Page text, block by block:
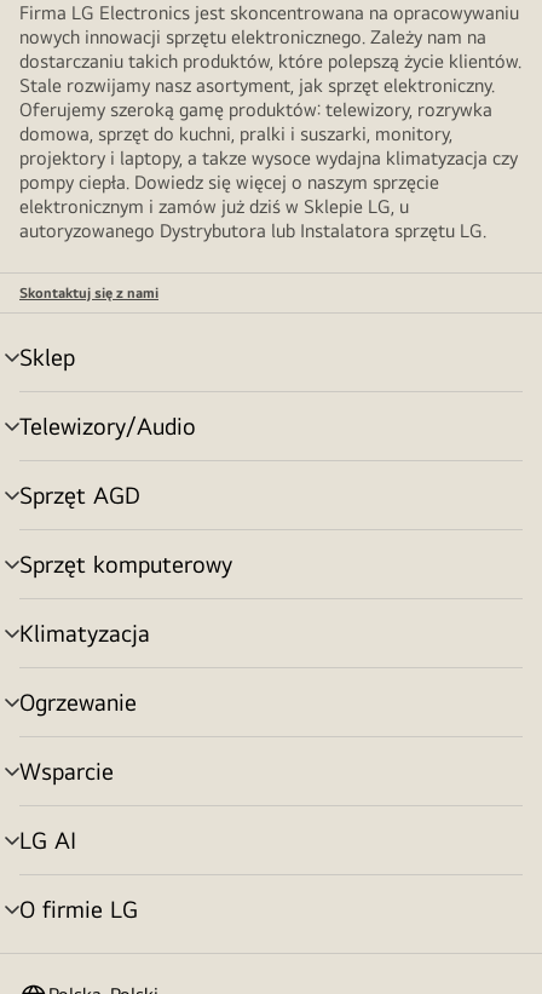
Firma LG Electronics jest skoncentrowana na opracowywaniu
nowych innowacji sprzętu elektronicznego. Zależy nam na
dostarczaniu takich produktów, które polepszą życie klientów.
Stale rozwijamy nasz asortyment, jak sprzęt elektroniczny.
Oferujemy szeroką gamę produktów: telewizory, rozrywka
domowa, sprzęt do kuchni, pralki i suszarki, monitory,
projektory i laptopy, a takze wysoce wydajna klimatyzacja czy
pompy ciepła. Dowiedz się więcej o naszym sprzęcie
elektronicznym i zamów już dziś w Sklepie LG, u
autoryzowanego Dystrybutora lub Instalatora sprzętu LG.
Skontaktuj się z nami
Sklep
Przełącznik
menu
Telewizory/Audio
Przełącznik
menu
Sprzęt AGD
Przełącznik
menu
Sprzęt komputerowy
Przełącznik
menu
Klimatyzacja
Przełącznik
menu
Ogrzewanie
Przełącznik
menu
Wsparcie
Przełącznik
menu
LG AI
Przełącznik
menu
O firmie LG
Przełącznik